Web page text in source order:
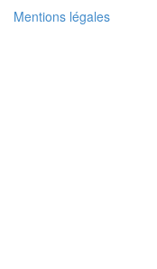
Mentions légales